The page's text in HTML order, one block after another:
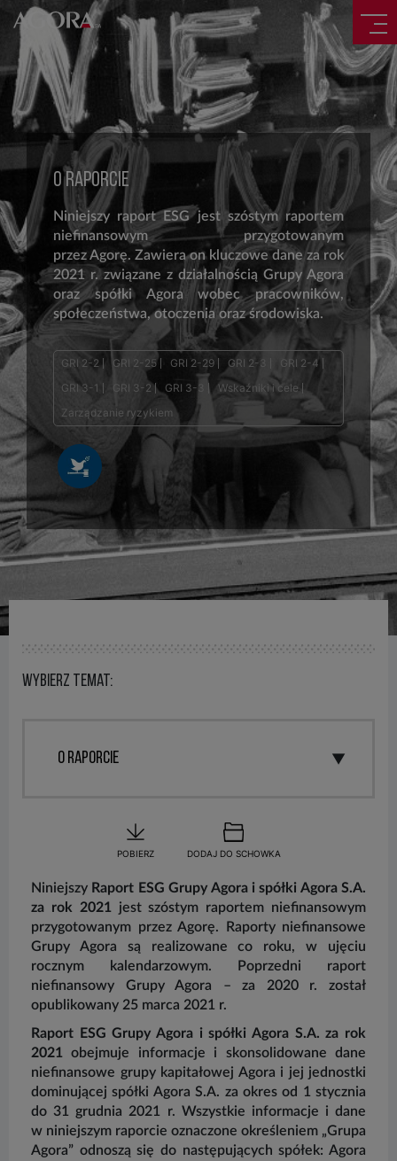
O RAPORCIE
Niniejszy raport ESG jest szóstym raportem
niefinansowym przygotowanym
przez Agorę. Zawiera on kluczowe dane za rok
2021 r. związane z działalnością Grupy Agora
oraz spółki Agora wobec pracowników,
społeczeństwa, otoczenia oraz środowiska.
GRI 2-2 GRI 2-25 GRI 2-29 GRI 2-3
GRI 2-4
GRI 3-1
GRI 3-2 GRI 3-3
Wskaźniki i cele
Zarządzanie ryzykiem
Wybierz temat:
POBIERZ DODAJ DO SCHOWKA
Niniejszy Raport ESG Grupy Agora i spółki Agora S.A.
za rok 2021 jest szóstym raportem niefinansowym
przygotowanym przez Agorę. Raporty niefinansowe
Grupy Agora są realizowane co roku, w ujęciu
rocznym kalendarzowym. Poprzedni raport
niefinansowy Grupy Agora – za 2020 r. został
opublikowany 25 marca 2021 r.
Raport ESG Grupy Agora i spółki Agora S.A. za rok
2021 obejmuje informacje i skonsolidowane dane
niefinansowe grupy kapitałowej Agora i jej jednostki
dominującej spółki Agora S.A. za okres od 1 stycznia
do 31 grudnia 2021 r. Wszystkie informacje i dane
w niniejszym raporcie oznaczone określeniem „Grupa
Agora” odnoszą się do następujących spółek: Agora